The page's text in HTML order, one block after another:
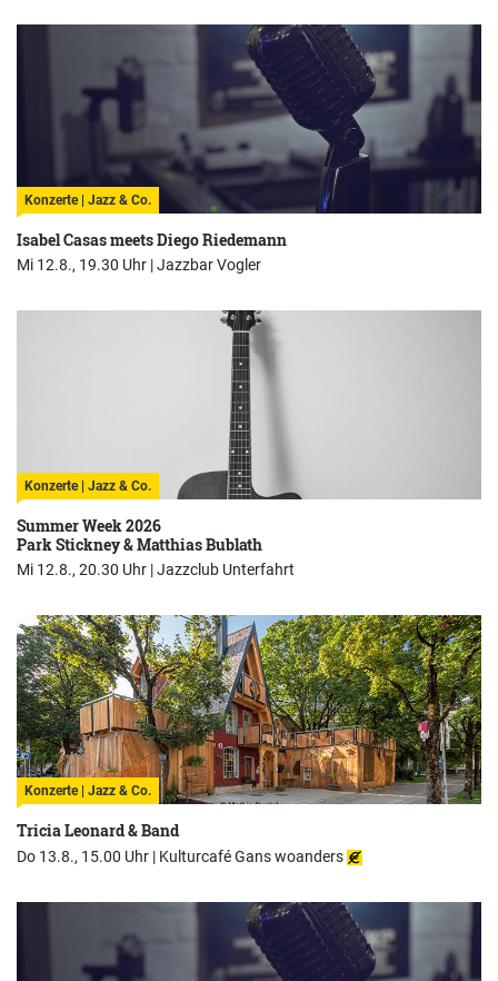
Konzerte | Jazz & Co.
Isabel Casas meets Diego Riedemann
Mi 12.8., 19.30 Uhr |Jazzbar Vogler
Konzerte | Jazz & Co.
Summer Week 2026
Park Stickney & Matthias Bublath
Mi 12.8., 20.30 Uhr |Jazzclub Unterfahrt
Konzerte | Jazz & Co.
Tricia Leonard & Band
Do 13.8., 15.00 Uhr | Kulturcafé Gans woanders